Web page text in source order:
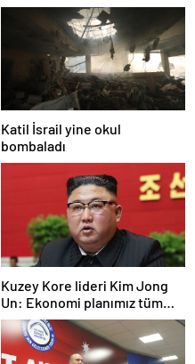
Katil İsrail yine okul
bombaladı
Kuzey Kore lideri Kim Jong
Un: Ekonomi planımız tüm
sektörlerde başarısız oldu